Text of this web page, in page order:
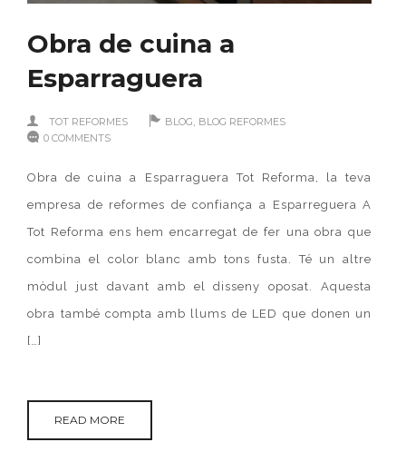
Obra de cuina a
Esparraguera
TOT REFORMES BLOG, BLOG REFORMES
0 COMMENTS
Obra de cuina a Esparraguera Tot Reforma, la teva
empresa de reformes de confiança a Esparreguera A
Tot Reforma ens hem encarregat de fer una obra que
combina el color blanc amb tons fusta. Té un altre
mòdul just davant amb el disseny oposat. Aquesta
obra també compta amb llums de LED que donen un
[…]
READ MORE